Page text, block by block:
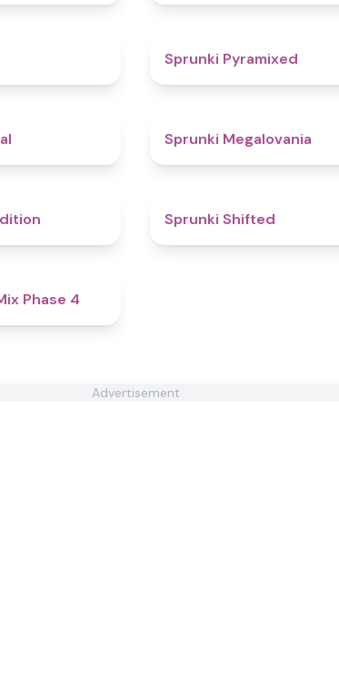
Sprunki Pyramixed
Sprunki Megalovania
Sprunki Shifted
Phase 4
Advertisement